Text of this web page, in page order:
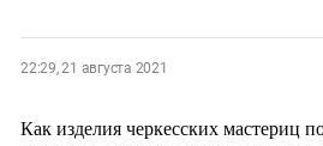
22:29, 21 августа 2021
Как изделия черкесских мастериц